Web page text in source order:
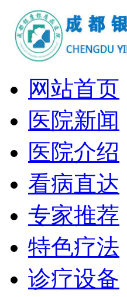
网站首页
医院新闻
医院介绍
看病直达
专家推荐
特色疗法
诊疗设备